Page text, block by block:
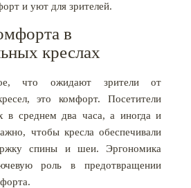
и уют для зрителей.
в
креслах
что ожидают зрители от
это комфорт. Посетители
в среднем два часа, а иногда и
чтобы кресла обеспечивали
спины и шеи. Эргономика
роль в предотвращении